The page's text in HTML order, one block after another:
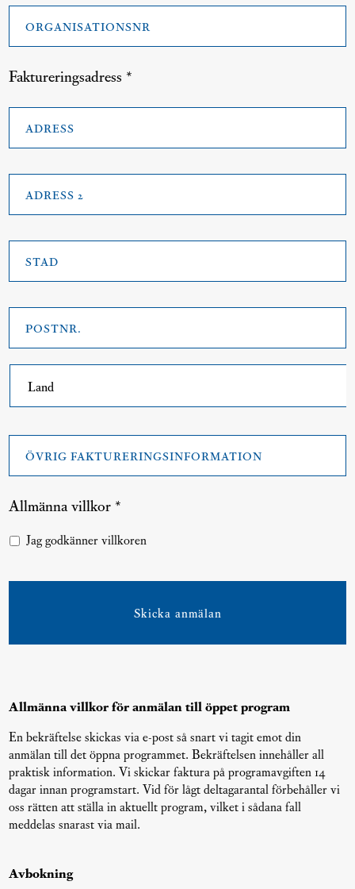
Organisationsnr *
Faktureringsadress *
Billing
address *
Övrig
faktureringsinformation
Allmänna villkor *
Allmänna
villkor *
Jag godkänner villkoren
Allmänna villkor för anmälan till öppet program
En bekräftelse skickas via e-post så snart vi tagit emot din
anmälan till det öppna programmet. Bekräftelsen innehåller all
praktisk information. Vi skickar faktura på programavgiften 14
dagar innan programstart. Vid för lågt deltagarantal förbehåller vi
oss rätten att ställa in aktuellt program, vilket i sådana fall
meddelas snarast via mail.
Avbokning